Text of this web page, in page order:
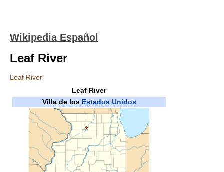
Wikipedia Español
Leaf River
Leaf River
Leaf River
Villa de los Estados Unidos